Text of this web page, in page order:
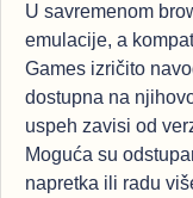
U savremenom
emulacije, a
Games izričito
dostupna na
uspeh zavisi od
Moguća su
napretka ili radu